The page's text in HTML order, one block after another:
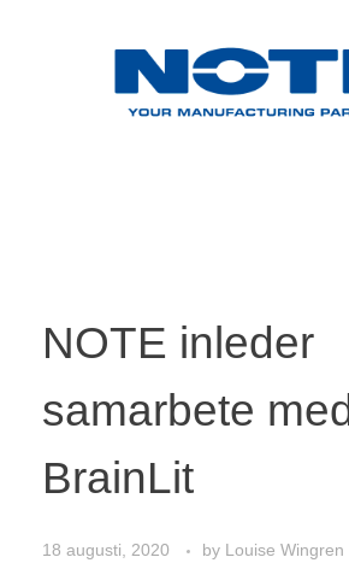
NOTE inleder
samarbete med
BrainLit
18 augusti, 2020 by Louise Wingren